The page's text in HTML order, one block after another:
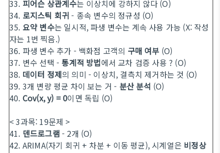
33. 피어슨 상관계수는 이상치에 강하지 않다 (O)
34. 로지스틱 회귀 - 종속 변수의 정규성 (O)
35. 요약 변수는 일시적, 파생 변수는 계속 사용 가능 (X: 작성
자는 1번 찍음.)
36. 파생 변수 추가 - 백화점 고객의 구매 여부 (O)
37. 변수 선택 - 통계적 방법에서 교차 검증 사용 ? (O)
38. 데이터 정제의 의미 - 이상치, 결측치 제거하는 것 (O)
39. 3개 변량 평균 차이 보는 거 - 분산 분석 (O)
40. Cov(x, y) = 0이면 독립 (O)
< 3과목: 19문제 >
41. 덴드로그램 - 2개 (O)
42. ARIMA(자기 회귀 + 차분 + 이동 평균), 시계열은 비정상